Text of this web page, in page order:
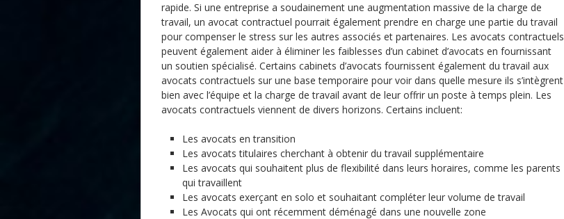
rapide. Si une entreprise a soudainement une augmentation massive de la charge de
travail, un avocat contractuel pourrait également prendre en charge une partie du travail
pour compenser le stress sur les autres associés et partenaires. Les avocats contractuels
peuvent également aider à éliminer les faiblesses d’un cabinet d’avocats en fournissant
un soutien spécialisé. Certains cabinets d’avocats fournissent également du travail aux
avocats contractuels sur une base temporaire pour voir dans quelle mesure ils s’intègrent
bien avec l’équipe et la charge de travail avant de leur offrir un poste à temps plein. Les
avocats contractuels viennent de divers horizons. Certains incluent:
Les avocats en transition
Les avocats titulaires cherchant à obtenir du travail supplémentaire
Les avocats qui souhaitent plus de flexibilité dans leurs horaires, comme les parents
qui travaillent
Les avocats exerçant en solo et souhaitant compléter leur volume de travail
Les Avocats qui ont récemment déménagé dans une nouvelle zone